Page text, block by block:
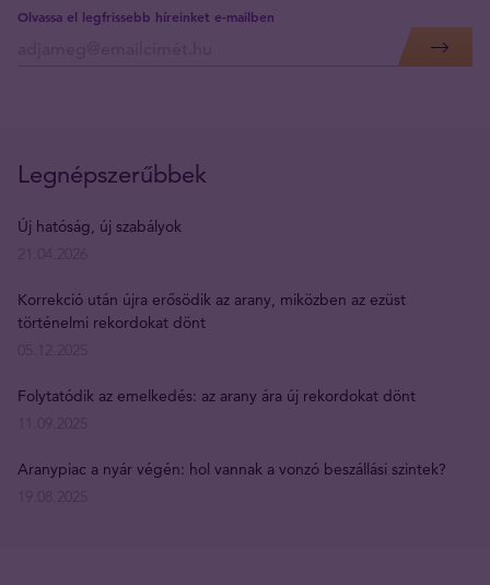
Olvassa el legfrissebb híreinket e-mailben
Legnépszerűbbek
Új hatóság, új szabályok
Korrekció után újra erősödik az arany, miközben az ezüst
történelmi rekordokat dönt
Folytatódik az emelkedés: az arany ára új rekordokat dönt
Aranypiac a nyár végén: hol vannak a vonzó beszállási szintek?